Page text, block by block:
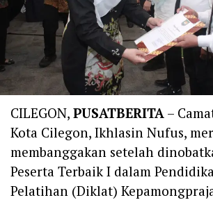
CILEGON, PUSATBERITA –
Kota Cilegon, Ikhlasin Nufus,
membanggakan setelah
Peserta Terbaik I dalam
Pelatihan (Diklat)